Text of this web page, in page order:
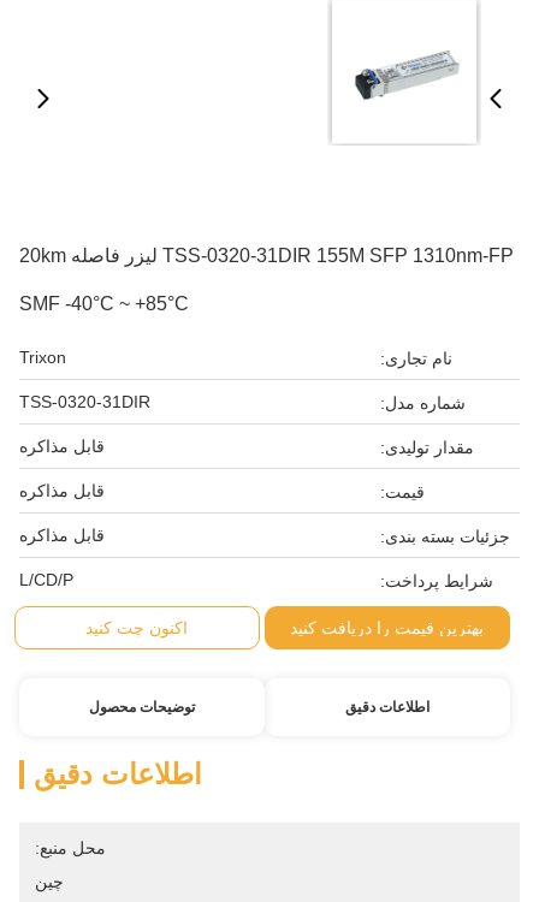
TSS-0320-31DIR 155M SFP 1310nm-FP لیزر فاصله 20km
SMF -40°C ~ +85°C
نام تجاری: Trixon
شماره مدل: TSS-0320-31DIR
مقدار تولیدی: قابل مذاکره
قیمت: قابل مذاکره
جزئیات بسته بندی: قابل مذاکره
شرایط پرداخت: L/CD/P
بهترین قیمت را دریافت کنید اکنون چت کنید
اطلاعات دقیق توضیحات محصول
اطلاعات دقیق
محل منبع:
چین